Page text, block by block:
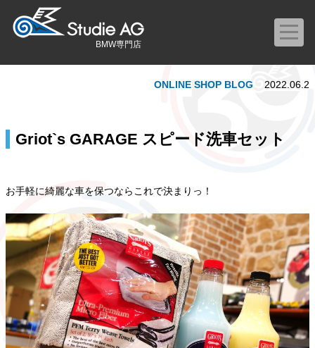
BMW専門店
Griot`s GARAGE スピード洗車セット
ONLINE SHOP BLOG 2022.06.2
お手軽に綺麗な車を保つならこれで決まりっ！